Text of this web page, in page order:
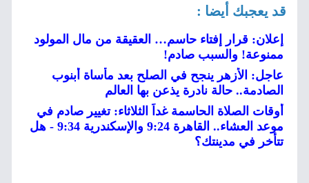
قد يعجبك أيضا :
إعلان: قرار إفتاء حاسم… العقيقة من مال المولود
ممنوعة! والسبب صادم!
عاجل: الأزهر ينجح في الصلح بعد مأساة أبنوب
الصادمة.. حالة نادرة يذعن بها العالم
أوقات الصلاة الحاسمة غداً الثلاثاء: تغيير صادم في
موعد العشاء.. القاهرة 9:24 والإسكندرية 9:34 - هل
تتأخر في مدينتك؟